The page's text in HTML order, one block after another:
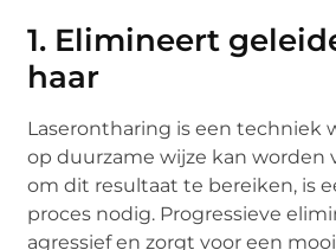
1. Elimineert
haar
Laserontharing is een techniek
op duurzame wijze kan worden
om dit resultaat te bereiken, is
proces nodig. Progressieve
agressief en zorgt voor een